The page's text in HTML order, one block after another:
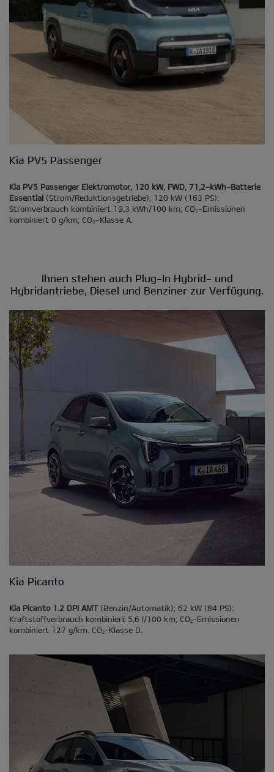
Kia PV5 Passenger
Kia PV5 Passenger Elektromotor, 120 kW, FWD, 71,2-kWh-Batterie
Essential (Strom/Reduktionsgetriebe); 120 kW (163 PS):
Stromverbrauch kombiniert 19,3 kWh/100 km; CO₂-Emissionen
kombiniert 0 g/km; CO₂-Klasse A.
Ihnen stehen auch Plug-In Hybrid- und
Hybridantriebe, Diesel und Benziner zur Verfügung.
Kia Picanto
Kia Picanto 1.2 DPI AMT(Benzin/Automatik); 62 kW (84 PS):
Kraftstoffverbrauch kombiniert 5,6 l/100 km; CO2-Emissionen
kombiniert 127 g/km. CO2-Klasse D.